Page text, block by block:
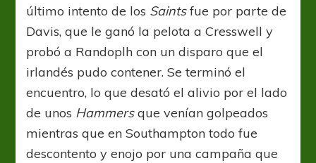
último intento de los Saintsfue por parte de
Davis, que le ganó la pelota a Cresswell y
probó a Randoplh con un disparo que el
irlandés pudo contener. Se terminó el
encuentro, lo que desató el alivio por el lado
de unos Hammersque venían golpeados
mientras que en Southampton todo fue
descontento y enojo por una campaña que